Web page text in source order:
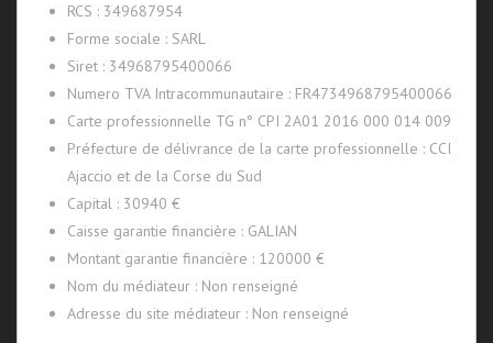
RCS : 349687954
Forme sociale : SARL
Siret : 34968795400066
Numero TVA Intracommunautaire : FR4734968795400066
Carte professionnelle TG n° CPI 2A01 2016 000 014 009
Préfecture de délivrance de la carte professionnelle : CCI
Ajaccio et de la Corse du Sud
Capital : 30940 €
Caisse garantie financière : GALIAN
Montant garantie financière : 120000 €
Nom du médiateur : Non renseigné
Adresse du site médiateur : Non renseigné